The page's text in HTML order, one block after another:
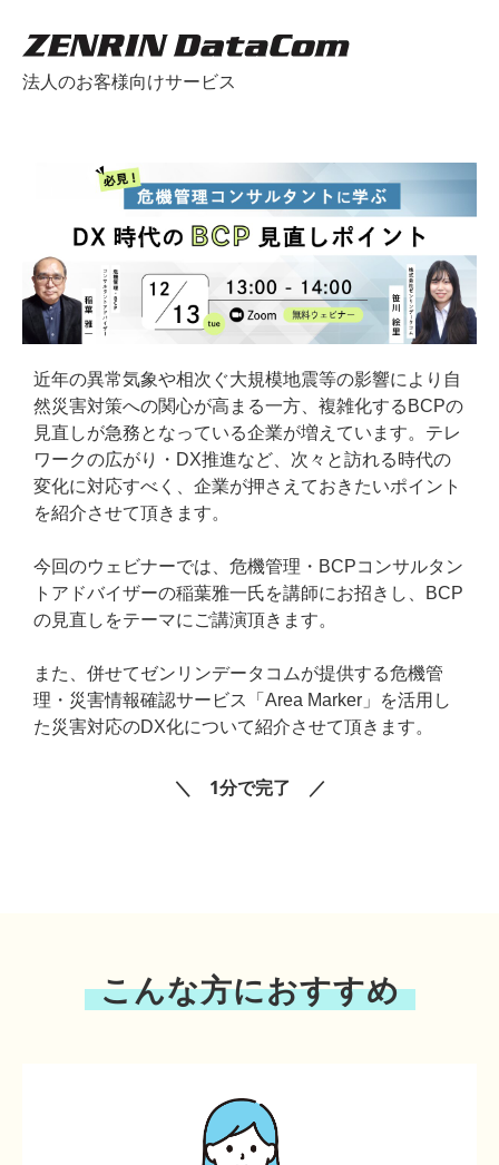
法人のお客様向けサービス
近年の異常気象や相次ぐ大規模地震等の影響により自
然災害対策への関心が高まる一方、複雑化するBCPの
見直しが急務となっている企業が増えています。テレ
ワークの広がり・DX推進など、次々と訪れる時代の
変化に対応すべく、企業が押さえておきたいポイント
を紹介させて頂きます。
今回のウェビナーでは、危機管理・BCPコンサルタン
トアドバイザーの稲葉雅一氏を講師にお招きし、BCP
の見直しをテーマにご講演頂きます。
また、併せてゼンリンデータコムが提供する危機管
理・災害情報確認サービス「Area Marker」を活用し
た災害対応のDX化について紹介させて頂きます。
＼ 1分で完了 ／
こんな方におすすめ